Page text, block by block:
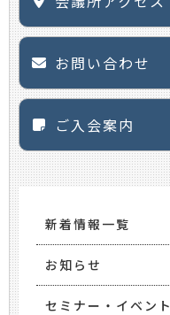
お問い合わせ
ご入会案内
新着情報一覧
お知らせ
セミナー・イベント